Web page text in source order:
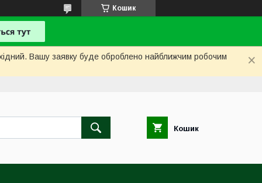
Кошик
Вашу заявку буде оброблено найближчим робочим
Кошик